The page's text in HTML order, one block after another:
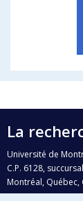
La
Université de
C.P. 6128,
Montréal, Québec,
H3C 3J7